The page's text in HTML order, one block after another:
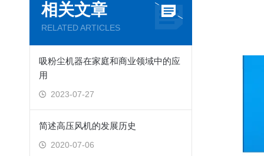
相关文章
RELATED ARTICLES
吸粉尘机器在家庭和商业领域中的应
用
2023-07-27
简述高压风机的发展历史
2020-07-06